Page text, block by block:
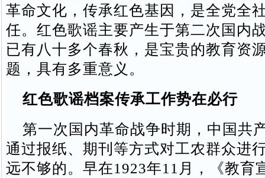
革命文化，传承红色基因，是全党全
任。红色歌谣主要产生于第二次国内
已有八十多个春秋，是宝贵的教育资
题，具有多重意义。
红色歌谣档案传承工作势在必行
第一次国内革命战争时期，中国共
通过报纸、期刊等方式对工农群众进
远不够的。早在1923年11月，《教育